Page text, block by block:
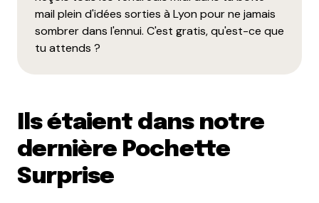
mail plein d'idées sorties à Lyon pour ne jamais
sombrer dans l'ennui. C'est gratis, qu'est-ce que
tu attends ?
Ils étaient dans notre
dernière Pochette
Surprise